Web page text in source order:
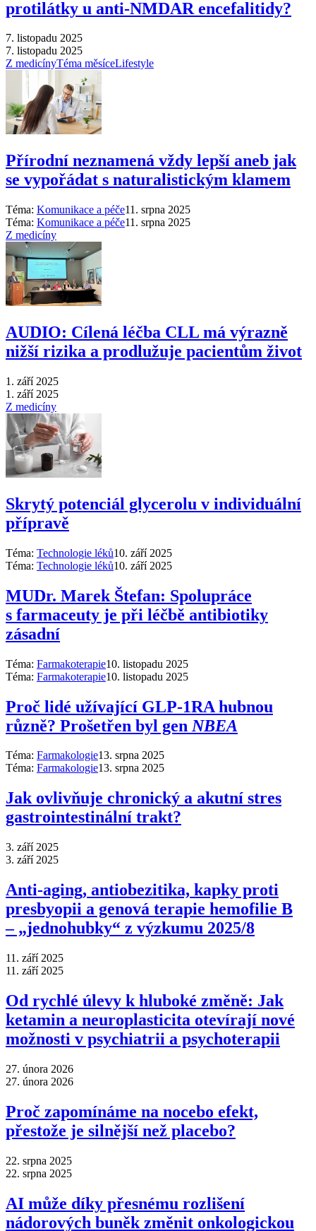
protilátky u anti-NMDAR encefalitidy?
7. listopadu 2025
7. listopadu 2025
Z medicínyTéma měsíceLifestyle
Přírodní neznamená vždy lepší aneb jak
se vypořádat s naturalistickým klamem
Téma: Komunikace a péče11. srpna 2025
Téma: Komunikace a péče11. srpna 2025
Z medicíny
AUDIO: Cílená léčba CLL má výrazně
nižší rizika a prodlužuje pacientům život
1. září 2025
1. září 2025
Z medicíny
Skrytý potenciál glycerolu v individuální
přípravě
Téma: Technologie léků10. září 2025
Téma: Technologie léků10. září 2025
MUDr. Marek Štefan: Spolupráce
s farmaceuty je při léčbě antibiotiky
zásadní
Téma: Farmakoterapie10. listopadu 2025
Téma: Farmakoterapie10. listopadu 2025
Proč lidé užívající GLP-1RA hubnou
různě? Prošetřen byl gen NBEA
Téma: Farmakologie13. srpna 2025
Téma: Farmakologie13. srpna 2025
Jak ovlivňuje chronický a akutní stres
gastrointestinální trakt?
3. září 2025
3. září 2025
Anti‑aging, antiobezitika, kapky proti
presbyopii a genová terapie hemofilie B
–⁠ „jednohubky“ z výzkumu 2025/8
11. září 2025
11. září 2025
Od rychlé úlevy k hluboké změně: Jak
ketamin a neuroplasticita otevírají nové
možnosti v psychiatrii a psychoterapii
27. února 2026
27. února 2026
Proč zapomínáme na nocebo efekt,
přestože je silnější než placebo?
22. srpna 2025
22. srpna 2025
AI může díky přesnému rozlišení
nádorových buněk změnit onkologickou